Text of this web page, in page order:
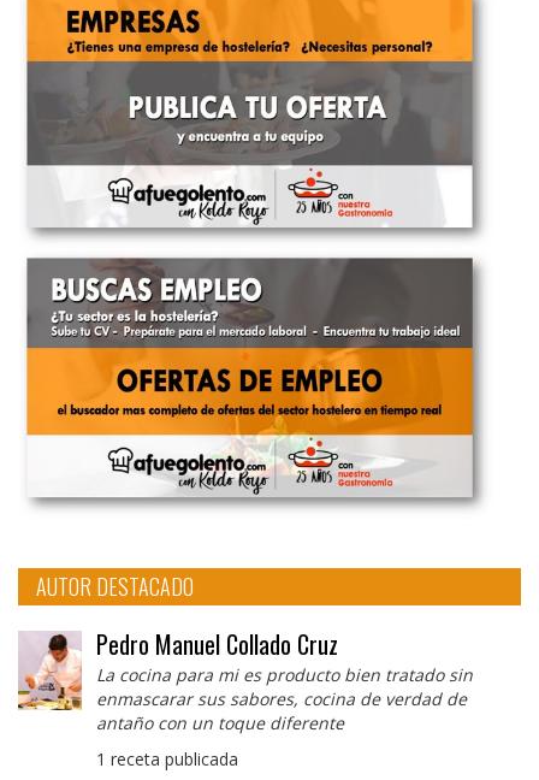
AUTOR DESTACADO
Pedro Manuel Collado Cruz
La cocina para mi es producto bien tratado sin
enmascarar sus sabores, cocina de verdad de
antaño con un toque diferente
1 receta publicada